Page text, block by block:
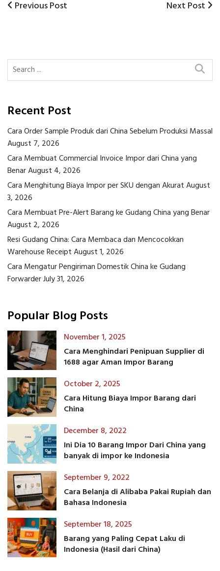
Post
Previous
Previous Post
Next
Next Post
Recent Post
Cara Order Sample Produk dari China Sebelum Produksi Massal
August 7, 2026
Cara Membuat Commercial Invoice Impor dari China yang
BenarAugust 4, 2026
Cara Menghitung Biaya Impor per SKU dengan AkuratAugust
3, 2026
Cara Membuat Pre-Alert Barang ke Gudang China yang Benar
August 2, 2026
Resi Gudang China: Cara Membaca dan Mencocokkan
Warehouse ReceiptAugust 1, 2026
Cara Mengatur Pengiriman Domestik China ke Gudang
ForwarderJuly 31, 2026
Popular Blog Posts
November 1, 2025
Cara Menghindari Penipuan Supplier di
1688 agar Aman Impor Barang
October 2, 2025
Cara Hitung Biaya Impor Barang dari
China
December 8, 2022
Ini Dia 10 Barang Impor Dari China yang
banyak di impor ke Indonesia
September 9, 2022
Cara Belanja di Alibaba Pakai Rupiah dan
Bahasa Indonesia
September 18, 2025
Barang yang Paling Cepat Laku di
Indonesia (Hasil dari China)